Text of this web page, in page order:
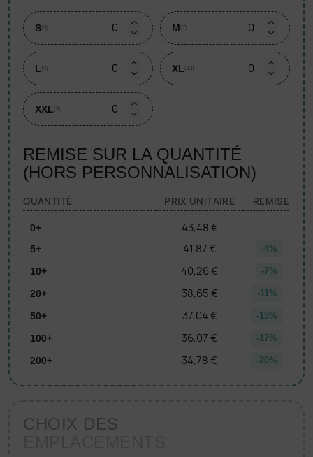
S (9) M (7)
L (9) XL (13)
XXL (8)
REMISE SUR LA QUANTITÉ
(HORS PERSONNALISATION)
QUANTITÉ PRIX UNITAIRE REMISE
0+ 43,48 €
5+ 41,87 € -4%
10+ 40,26 € -7%
20+ 38,65 € -11%
50+ 37,04 € -15%
100+ 36,07 € -17%
200+ 34,78 € -20%
CHOIX DES